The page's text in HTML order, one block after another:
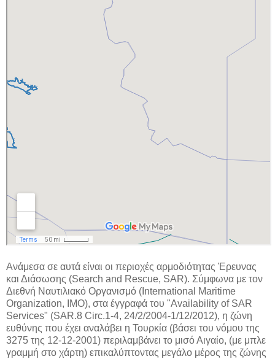
Ανάμεσα σε αυτά είναι οι περιοχές αρμοδιότητας Έρευνας
και Διάσωσης (Search and Rescue, SAR). Σύμφωνα με τον
Διεθνή Ναυτιλιακό Οργανισμό (International Maritime
Organization, IMO), στα έγγραφά του "Availability of SAR
Services" (SAR.8 Circ.1-4, 24/2/2004-1/12/2012), η ζώνη
ευθύνης που έχει αναλάβει η Τουρκία (βάσει του νόμου της
3275 της 12-12-2001) περιλαμβάνει το μισό Αιγαίο, (με μπλε
γραμμή στο χάρτη) επικαλύπτοντας μεγάλο μέρος της ζώνης